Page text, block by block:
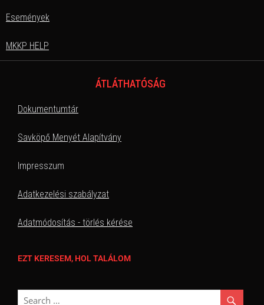
Események
MKKP HELP
ÁTLÁTHATÓSÁG
Dokumentumtár
Savköpő Menyét Alapítvány
Impresszum
Adatkezelési szabályzat
Adatmódosítás - törlés kérése
EZT KERESEM, HOL TALÁLOM